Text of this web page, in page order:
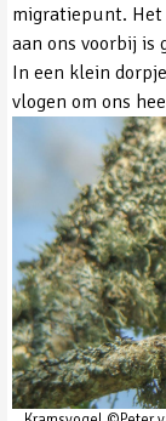
migratiepunt.
aan ons voorbij is
In een klein
vlogen om ons